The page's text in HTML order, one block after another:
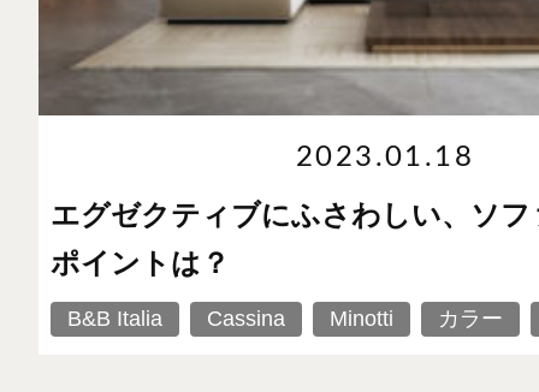
2023.01.18
エグゼクティブにふさわしい、ソ
ポイントは？
B&B Italia Cassina Minotti カラー